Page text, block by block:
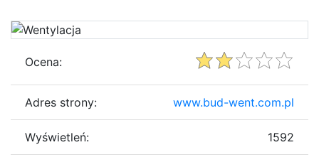
Ocena:
Adres strony: www.bud-went.com.pl
Wyświetleń: 1592